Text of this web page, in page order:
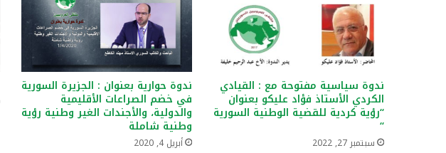
ندوة سياسية مفتوحة مع : القيادي
الكردي الأستاذ فؤاد عليكو بعنوان
“رؤية كردية للقضية الوطنية السورية
“
سبتمبر 27, 2022
ندوة حوارية بعنوان : الجزيرة السورية
في خضم الصراعات الأقليمية
والدولية، والأجندات الغير وطنية رؤية
وطنية شاملة
أبريل 4, 2020